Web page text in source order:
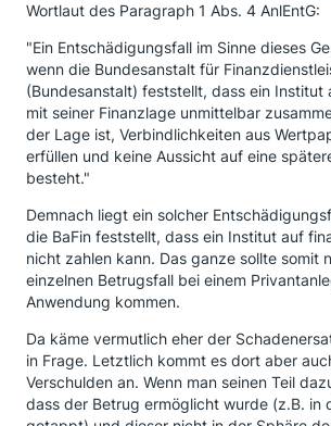
Wortlaut des Paragraph 1 Abs. 4 AnlEntG:
"Ein Entschädigungsfall im Sinne dieses
wenn die Bundesanstalt für
(Bundesanstalt) feststellt, dass ein Institut
mit seiner Finanzlage unmittelbar
der Lage ist, Verbindlichkeiten aus
erfüllen und keine Aussicht auf eine
besteht."
Demnach liegt ein solcher
die BaFin feststellt, dass ein Institut auf
nicht zahlen kann. Das ganze sollte somit
einzelnen Betrugsfall bei einem
Anwendung kommen.
Da käme vermutlich eher der
in Frage. Letztlich kommt es dort aber
Verschulden an. Wenn man seinen Teil
dass der Betrug ermöglicht wurde (z.B. in